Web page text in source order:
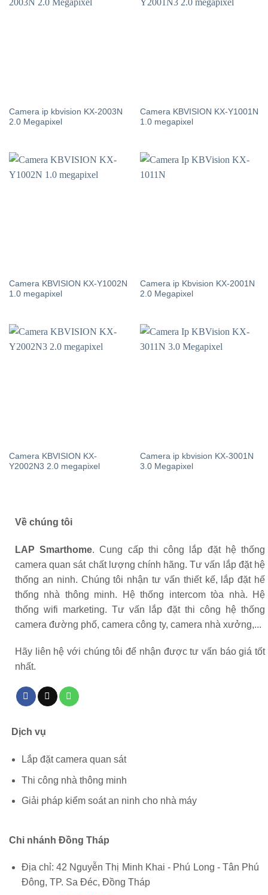
Camera ip kbvision KX-2003N
2.0 Megapixel
Camera KBVISION KX-Y1001N
1.0 megapixel
Camera KBVISION KX-Y1002N
1.0 megapixel
Camera ip Kbvision KX-2001N
2.0 Megapixel
Camera KBVISION KX-
Y2002N3 2.0 megapixel
Camera ip kbvision KX-3001N
3.0 Megapixel
Về chúng tôi
LAP Smarthome. Cung cấp thi công lắp đặt hệ thống
camera quan sát chất lượng chính hãng. Tư vấn lắp đặt hệ
thống an ninh. Chúng tôi nhận tư vấn thiết kế, lắp đặt hế
thống nhà thông minh. Hệ thống intercom tòa nhà. Hệ
thống wifi marketing. Tư vấn lắp đặt thi công hệ thống
camera đường phố, camera công ty, camera nhà xưởng,...
Hãy liên hệ với chúng tôi để nhận được tư vấn báo giá tốt
nhất.
Dịch vụ
Lắp đặt camera quan sát
Thi công nhà thông minh
Giải pháp kiểm soát an ninh cho nhà máy
Chi nhánh Đồng Tháp
Địa chỉ: 42 Nguyễn Thị Minh Khai - Phú Long - Tân Phú
Đông, TP. Sa Đéc, Đồng Tháp